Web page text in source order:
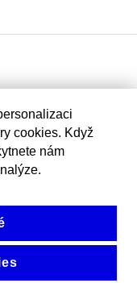
cookies. Když
nám